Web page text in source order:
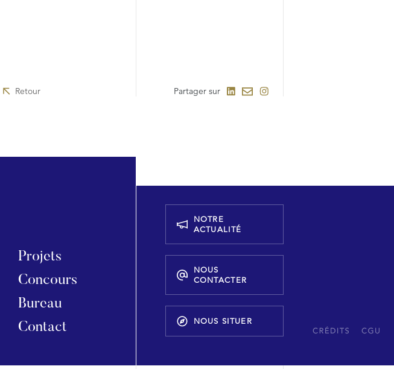
Retour Partager sur
Projets
Concours
Bureau
Contact
NOTRE
ACTUALITÉ
NOUS
CONTACTER
NOUS SITUER